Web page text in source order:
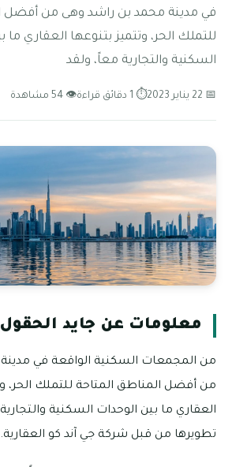
في مدينة محمد بن راشد وهى من أفضل
للتملك الحر، وتتميز بتنوعها العقاري ما
السكنية والتجارية معاً، ولقد
📅 22 يناير 2023 ⏱ 1 دقائق قراءة 👁 54 مشاهدة
معلومات عن جايد الحقول
من المجمعات السكنية الواقعة في
من أفضل المناطق المتاحة للتملك الحر،
العقاري ما بين الوحدات السكنية
تطويرها من قبل شركة جي آند كو العقارية.